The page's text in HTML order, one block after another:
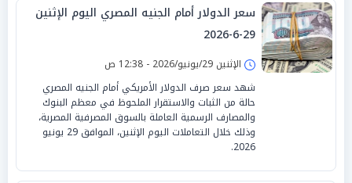
سعر الدولار أمام الجنيه المصري اليوم الإثنين
29-6-2026
الإثنين 29/يونيو/2026 - 12:38 ص
شهد سعر صرف الدولار الأمريكي أمام الجنيه المصري
حالة من الثبات والاستقرار الملحوظ في معظم البنوك
والمصارف الرسمية العاملة بالسوق المصرفية المصرية،
وذلك خلال التعاملات اليوم الإثنين، الموافق 29 يونيو
2026.